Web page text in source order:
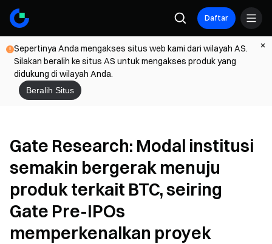
Daftar
Sepertinya Anda mengakses situs web kami dari wilayah AS.
Silakan beralih ke situs AS untuk mengakses produk yang
didukung di wilayah Anda.
Beralih Situs
Gate Research: Modal institusi
semakin bergerak menuju
produk terkait BTC, seiring
Gate Pre-IPOs
memperkenalkan proyek